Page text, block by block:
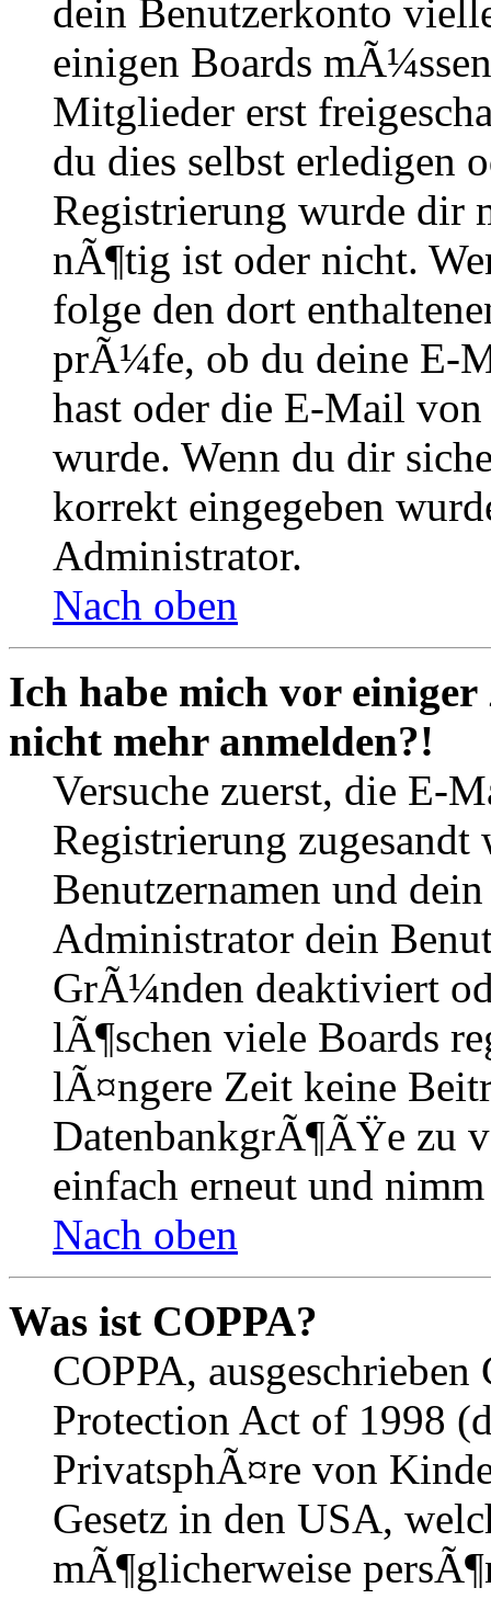
dein Benutzerkonto
einigen Boards
Mitglieder erst
du dies selbst erledigen
Registrierung wurde dir
nÃ¶tig ist oder nicht.
folge den dort
prÃ¼fe, ob du deine E-
hast oder die E-Mail
wurde. Wenn du dir
korrekt eingegeben
Administrator.
Nach oben
Ich habe mich vor
nicht mehr anmelden?!
Versuche zuerst, die E-
Registrierung
Benutzernamen und
Administrator dein
GrÃ¼nden deaktiviert
lÃ¶schen viele Boards
lÃ¤ngere Zeit keine
DatenbankgrÃ¶ÃŸe zu
einfach erneut und
Nach oben
Was ist COPPA?
COPPA,
Protection Act of 1998
PrivatsphÃ¤re von
Gesetz in den USA,
mÃ¶glicherweise